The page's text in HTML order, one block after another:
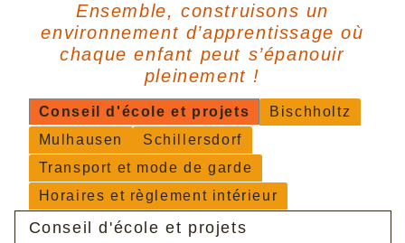
Ensemble, construisons un
environnement d’apprentissage où
chaque enfant peut s’épanouir
pleinement !
Conseil d'école et projets
Bischholtz
Mulhausen
Schillersdorf
Transport et mode de garde
Horaires et règlement intérieur
Conseil d'école et projets